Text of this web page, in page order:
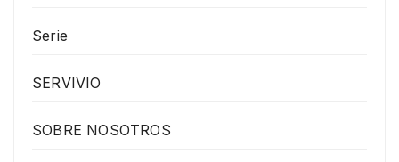
Serie
SERVIVIO
SOBRE NOSOTROS